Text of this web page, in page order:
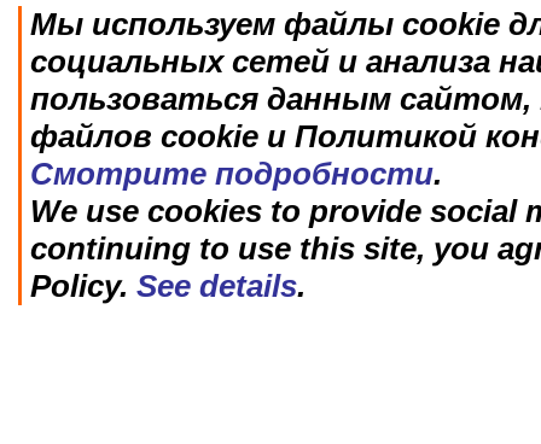
Мы используем файлы cookie
социальных сетей и анализа
пользоваться данным
файлов cookie и Политикой
Смотрите подробности.
We use cookies to provide social
continuing to use this site, you
Policy. See details.